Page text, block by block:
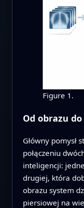
Figure 1.
Od obrazu
Główny pomysł
połączeniu
inteligencji:
drugiej, która
obrazu system
piersiowej na